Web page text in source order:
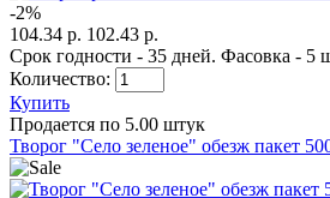
-2%
104.34 р. 102.43 р.
Срок годности - 35 дней. Фасовка - 5
Количество:
Купить
Продается по 5.00 штук
Творог "Село зеленое" обезж пакет